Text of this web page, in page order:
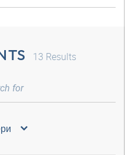
13 Results